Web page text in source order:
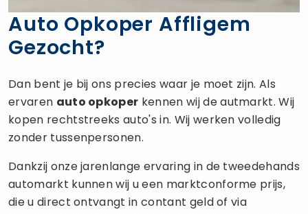
Auto Opkoper Affligem
Gezocht?
Dan bent je bij ons precies waar je moet zijn. Als
ervaren auto opkoper kennen wij de autmarkt. Wij
kopen rechtstreeks auto's in. Wij werken volledig
zonder tussenpersonen.
Dankzij onze jarenlange ervaring in de tweedehands
automarkt kunnen wij u een marktconforme prijs,
die u direct ontvangt in contant geld of via